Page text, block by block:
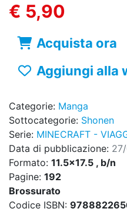
€ 5,90
Acquista ora
Aggiungi alla
Categorie: Manga
Sottocategorie: Shonen
Serie: MINECRAFT -
Data di pubblicazione:
Formato: 11.5x17.5 , b/n
Pagine: 192
Brossurato
Codice ISBN: